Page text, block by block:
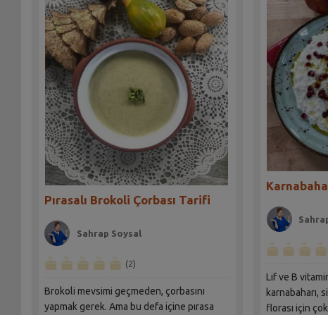
Pırasalı Brokoli Çorbası Tarifi
Sahrap Soysal
(2)
Brokoli mevsimi geçmeden, çorbasını
yapmak gerek. Ama bu defa içine pırasa
Lif ve B
karnabaharı,
florası için